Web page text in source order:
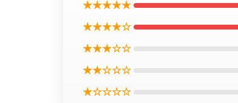
★★★★★
★★★★☆
★★★☆☆
★★☆☆☆
★☆☆☆☆